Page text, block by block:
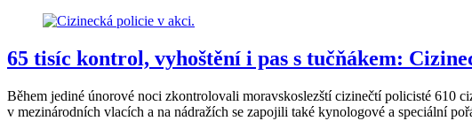
65 tisíc kontrol, vyhoštění i pas s tučňákem:
Během jediné únorové noci zkontrolovali moravskoslezští cizinečtí policisté
v mezinárodních vlacích a na nádražích se zapojili také kynologové a speciální